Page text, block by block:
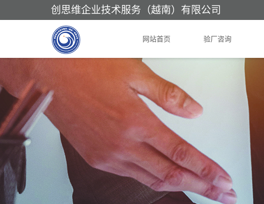
创思维企业技术服务（越南）有限公司
网站首页 验厂咨询